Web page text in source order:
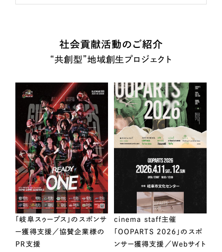
社会貢献活動のご紹介
“共創型”地域創生プロジェクト
「岐阜スゥープス」のスポンサ
ー獲得支援／協賛企業様の
PR支援
cinema staff主催
「OOPARTS 2026」のスポ
ンサー獲得支援／Webサイト